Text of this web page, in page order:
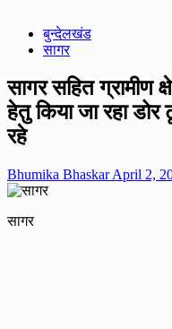
बुन्देलखंड
सागर
सागर सहित ग्रामीण
हेतु किया जा रहा डोर
रहे
Bhumika BhaskarApril 2,
सागर